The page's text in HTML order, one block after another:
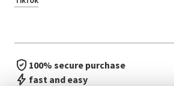
100% secure purchase
fast and easy